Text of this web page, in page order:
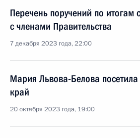
Перечень поручений по итогам
с членами Правительства
7 декабря 2023 года, 22:00
Мария Львова-Белова
край
20 октября 2023 года, 19:00